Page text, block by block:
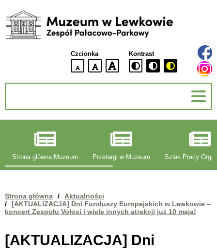
Muzeum
w
Czcionka
domyślna
czcionki
większa
czcionki
największa
czcionka
Kontrast
Strona główna Muzeum Przetargi w Muzeum Szlak Pracy
Strona główna /
Aktualności
/
[AKTUALIZACJA] Dni Funduszy Europejskich w Lewkowie –
koncert Zespołu Vołosi i wiele innych atrakcji już 10 maja!
[AKTUALIZACJA] Dni